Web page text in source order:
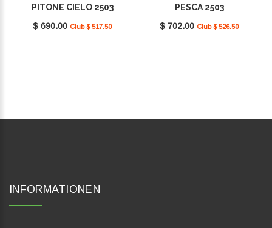
PITONE CIELO 2503
$ 690.00 Club $ 517.50
PESCA 2503
$ 702.00 Club $ 526.50
INFORMATIONEN